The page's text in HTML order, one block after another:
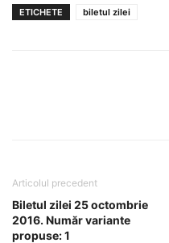
ETICHETE biletul zilei
Articolul precedent
Biletul zilei 25 octombrie
2016. Număr variante
propuse: 1